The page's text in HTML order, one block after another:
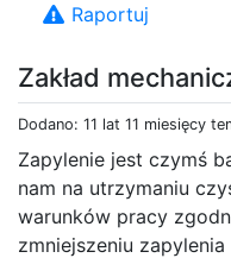
Zakład
Dodano: 11 lat 11 miesięcy
Zapylenie jest czymś
nam na utrzymaniu
warunków pracy
zmniejszeniu
Raportuj